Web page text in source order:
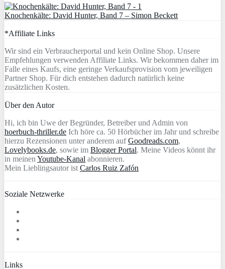
Knochenkälte: David Hunter, Band 7 – Simon Beckett
*Affiliate Links
Wir sind ein Verbraucherportal und kein Online Shop. Unsere
Empfehlungen verwenden Affiliate Links. Wir bekommen daher im
Falle eines Kaufs, eine geringe Verkaufsprovision vom jeweiligen
Partner Shop. Für dich entstehen dadurch natürlich keine
zusätzlichen Kosten.
Über den Autor
Hi, ich bin Uwe der Begründer, Betreiber und Admin von
hoerbuch-thriller.de Ich höre ca. 50 Hörbücher im Jahr und schreibe
hierzu Rezensionen unter anderem aufGoodreads.com,
Lovelybooks.de, sowie im Blogger Portal. Meine Videos könnt ihr
in meinen Youtube-Kanal abonnieren.
Mein Lieblingsautor ist Carlos Ruiz Zafón
Soziale Netzwerke
Links